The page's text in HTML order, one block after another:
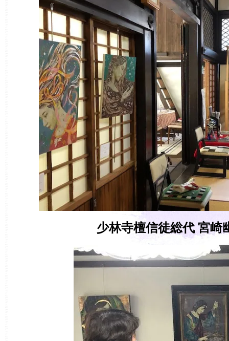
少林寺檀信徒総代 宮崎